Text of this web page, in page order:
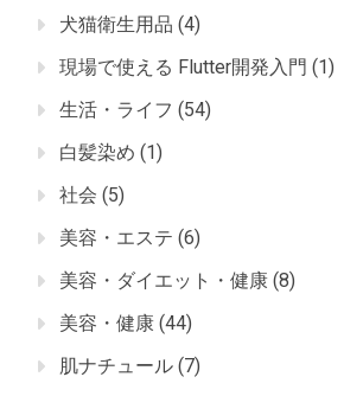
犬猫衛生用品 (4)
現場で使える Flutter開発入門 (1)
生活・ライフ (54)
白髪染め (1)
社会 (5)
美容・エステ (6)
美容・ダイエット・健康 (8)
美容・健康 (44)
肌ナチュール (7)